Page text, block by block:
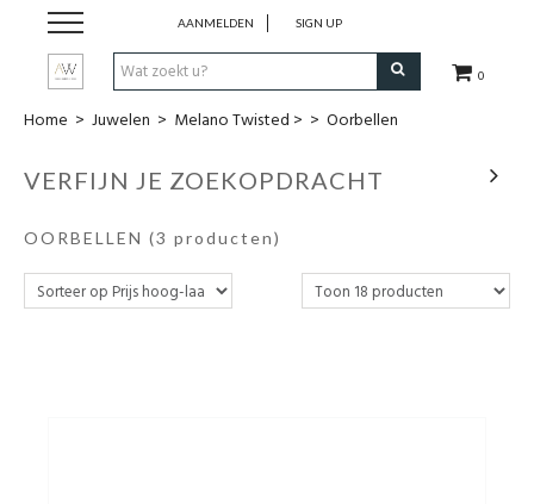
0
AANMELDEN SIGN UP
Dames Kleding
Heren kleding
Home > Juwelen > Melano Twisted > > Oorbellen
VERFIJN JE ZOEKOPDRACHT
OORBELLEN (3 producten)